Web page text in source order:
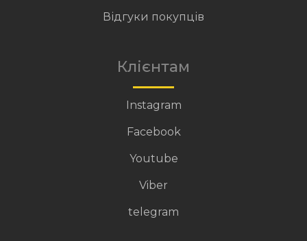
Відгуки покупців
Клієнтам
Instagram
Facebook
Youtube
Viber
telegram